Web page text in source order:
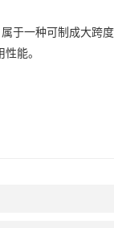
于一种可制成大跨
能。